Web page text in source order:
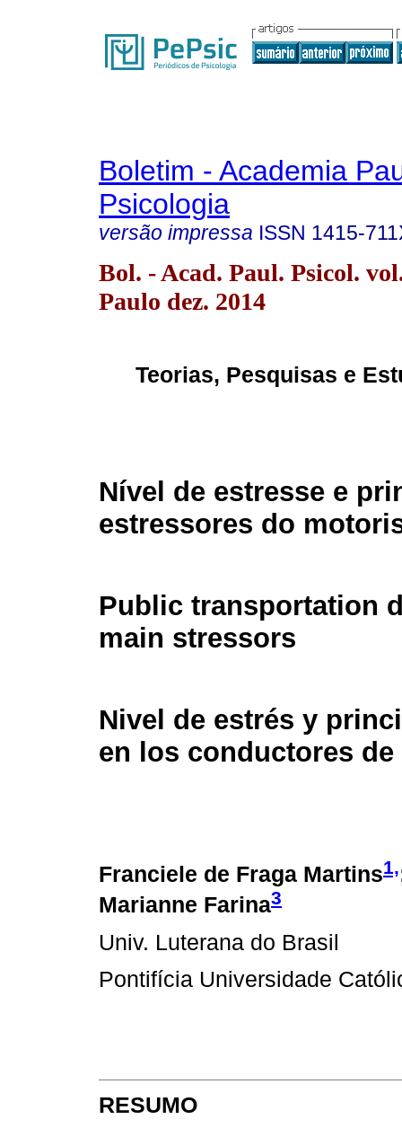
Boletim - Academia
Psicologia
versão impressa ISSN 1415-
Bol. - Acad. Paul. Psicol.
Paulo dez. 2014
Teorias, Pesquisas e
Nível de estresse e
estressores do
Public transportation
main stressors
Nivel de estrés y
en los conductores
Franciele de Fraga Martins1,
Marianne Farina3
Univ. Luterana do Brasil
Pontifícia Universidade
RESUMO